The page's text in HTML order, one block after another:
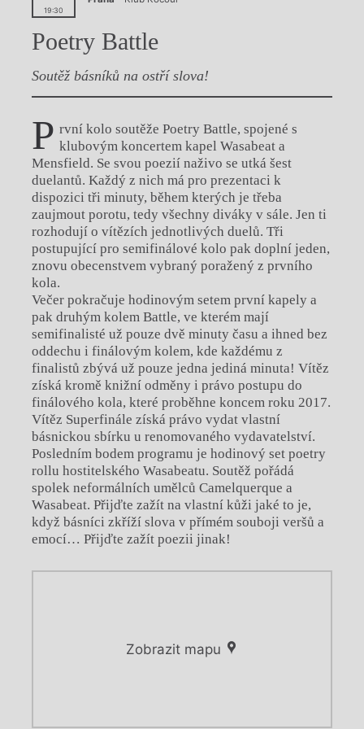
19:30
Poetry Battle
Soutěž básníků na ostří slova!
P rvní kolo soutěže Poetry Battle, spojené s
klubovým koncertem kapel Wasabeat a
Mensfield. Se svou poezií naživo se utká šest
duelantů. Každý z nich má pro prezentaci k
dispozici tři minuty, během kterých je třeba
zaujmout porotu, tedy všechny diváky v sále. Jen ti
rozhodují o vítězích jednotlivých duelů. Tři
postupující pro semifinálové kolo pak doplní jeden,
znovu obecenstvem vybraný poražený z prvního
kola.
Večer pokračuje hodinovým setem první kapely a
pak druhým kolem Battle, ve kterém mají
semifinalisté už pouze dvě minuty času a ihned bez
oddechu i finálovým kolem, kde každému z
finalistů zbývá už pouze jedna jediná minuta! Vítěz
získá kromě knižní odměny i právo postupu do
finálového kola, které proběhne koncem roku 2017.
Vítěz Superfinále získá právo vydat vlastní
básnickou sbírku u renomovaného vydavatelství.
Posledním bodem programu je hodinový set poetry
rollu hostitelského Wasabeatu. Soutěž pořádá
spolek neformálních umělců Camelquerque a
Wasabeat. Přijďte zažít na vlastní kůži jaké to je,
když básníci zkříží slova v přímém souboji veršů a
emocí… Přijďte zažít poezii jinak!
Zobrazit mapu